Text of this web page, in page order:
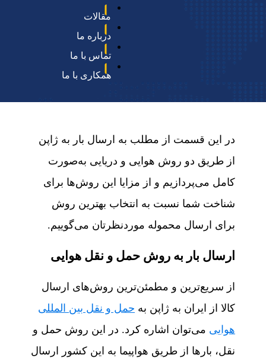
مقالات
درباره ما
تماس با ما
همکاری با ما
ارسال بار هوایی و دریایی به ژاپن:
روش‌ها و مزایا
در این قسمت از مطلب به ارسال بار به ژاپن
از طریق دو روش هوایی و دریایی به‌صورت
کامل می‌پردازیم و از مزایا این روش‌ها برای
شناخت شما نسبت به انتخاب بهترین روش
برای ارسال محموله موردنظرتان می‌گوییم.
ارسال بار به روش حمل‌ و نقل هوایی
از سریع‌ترین و مطمئن‌ترین روش‌های ارسال
کالا از ایران به ژاپن به حمل‌ و نقل بین‌ المللی
هوایی می‌توان اشاره کرد. در این روش حمل‌ و
نقل، بارها از طریق هواپیما به این کشور ارسال